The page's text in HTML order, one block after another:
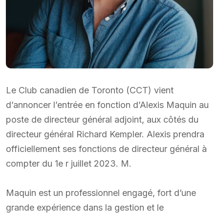
Le Club canadien de Toronto (CCT) vient
d’annoncer l’entrée en fonction d’Alexis Maquin au
poste de directeur général adjoint, aux côtés du
directeur général Richard Kempler. Alexis prendra
officiellement ses fonctions de directeur général à
compter du 1e r juillet 2023. M.
Maquin est un professionnel engagé, fort d’une
grande expérience dans la gestion et le